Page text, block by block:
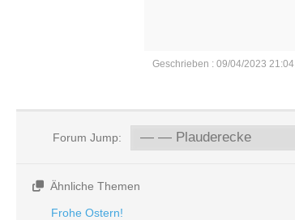
Geschrieben : 09/04/2023 21:04
Forum Jump:
Ähnliche Themen
Frohe Ostern!